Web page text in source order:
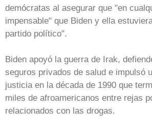
demócratas al asegurar que "en
impensable" que Biden y ella
partido político".
Biden apoyó la guerra de Irak,
seguros privados de salud e impulsó
justicia en la década de 1990 que
miles de afroamericanos entre rejas
relacionados con las drogas.